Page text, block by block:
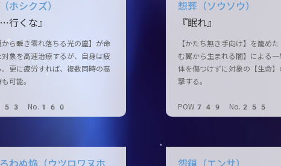
ホシクズ）
行くな』
から瞬き零れ落ちる光の塵】が命
対象を高速治療するが、自身は疲
。更に疲労すれば、複数同時の高
可能。
No.160
想葬（ソウソウ）
『眠れ』
【かたち無き手向け】を籠め
む翼から生まれる闇】による一
体を傷つけずに対象の【生命】
撃する。
POW749 No.255